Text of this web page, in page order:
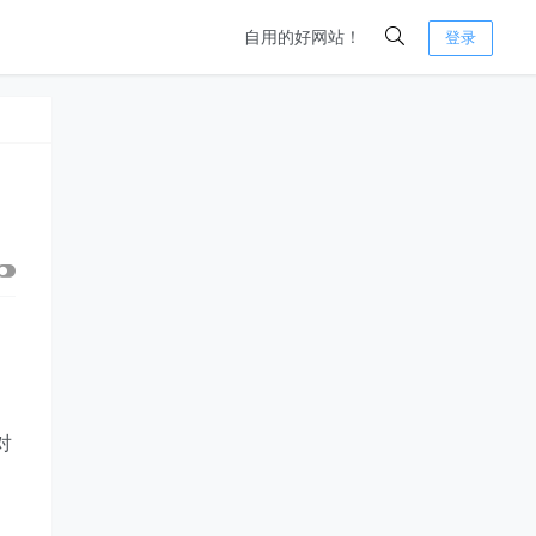
自用的好网站！ 登录